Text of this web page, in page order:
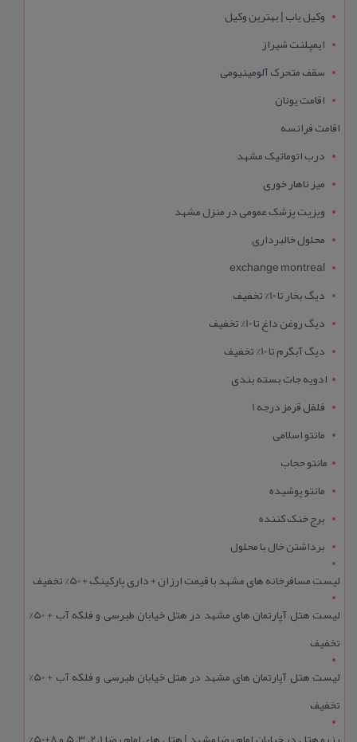
وکیل یاب | بهترین وکیل
ایمپلنت شیراز
سقف متحرک آلومینیومی
اقامت یونان
اقامت فرانسه
درب اتوماتیک مشهد
میز ناهار خوری
ویزیت پزشک عمومی در منزل مشهد
محلول خالبرداری
exchange montreal
دیگ بخار تا 10% تخفیف
دیگ روغن داغ تا 10% تخفیف
دیگ آبگرم تا 10% تخفیف
ادویه جات بسته بندی
فلفل قرمز درجه 1
مانتو اسلامی
مانتو حجاب
مانتو پوشیده
برج خنک کننده
برداشتن خال با محلول
لیست مسافرخانه های مشهد با قیمت ارزان + داری پارکینگ + 50% تخفیف
لیست هتل آپارتمان های مشهد در هتل خیابان طبرسی و فلکه آب + 50%
تخفیف
لیست هتل آپارتمان های مشهد در هتل خیابان طبرسی و فلکه آب + 50%
تخفیف